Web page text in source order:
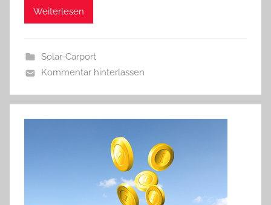
Weiterlesen
Solar-Carport
Kommentar hinterlassen